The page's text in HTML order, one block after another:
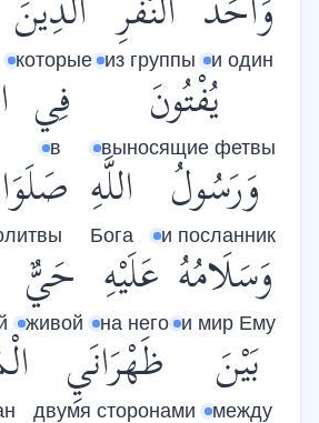
وَأَحَدُ
и один
النَّفَرِ
из группы
الَّذِينَ
которые
يُفْتُونَ
выносящие фетвы
فِي
в
وَرَسُولُ
и посланник
اللَّهِ
Бога
وَسَلَامُهُ
и мир Ему
عَلَيْهِ
на него
حَيٌّ
живой
بَيْنَ
между
ظَهْرَانَيِ
двумя сторонами